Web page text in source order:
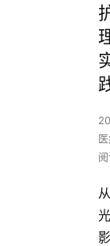
从
光
影